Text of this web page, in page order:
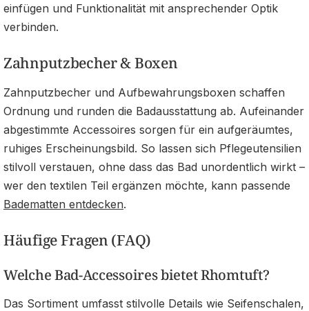
einfügen und Funktionalität mit ansprechender Optik
verbinden.
Zahnputzbecher & Boxen
Zahnputzbecher und Aufbewahrungsboxen schaffen
Ordnung und runden die Badausstattung ab. Aufeinander
abgestimmte Accessoires sorgen für ein aufgeräumtes,
ruhiges Erscheinungsbild. So lassen sich Pflegeutensilien
stilvoll verstauen, ohne dass das Bad unordentlich wirkt –
wer den textilen Teil ergänzen möchte, kann passende
Badematten entdecken.
Häufige Fragen (FAQ)
Welche Bad-Accessoires bietet Rhomtuft?
Das Sortiment umfasst stilvolle Details wie Seifenschalen,